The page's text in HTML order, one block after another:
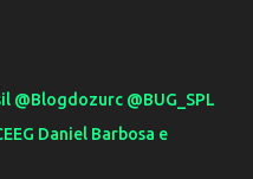
@Blogdozurc @BUG_SPL
Daniel Barbosa e